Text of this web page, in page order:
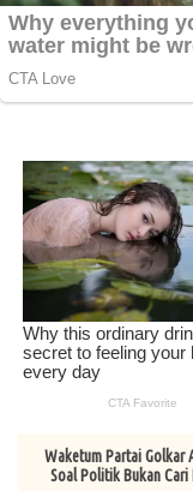
Waketum Partai Golkar
Soal Politik Bukan Cari